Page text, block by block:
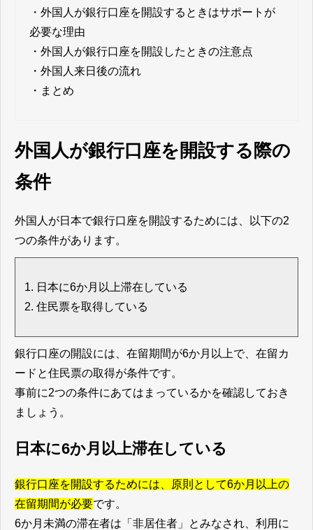
・ 外国人が銀行口座を開設するときはサポートが
必要な理由
・ 外国人が銀行口座を開設したときの注意点
・ 外国人来日後の流れ
・ まとめ
外国人が銀行口座を開設する際の
条件
外国人が日本で銀行口座を開設するためには、以下の2
つの条件があります。
日本に6か月以上滞在している
住民票を取得している
銀行口座の開設には、在留期間が6か月以上で、在留カ
ードと住民票の取得が条件です。
事前に2つの条件にあてはまっているかを確認しておき
ましょう。
日本に6か月以上滞在している
銀行口座を開設するためには、原則として6か月以上の
在留期間が必要です。
6か月未満の滞在者は「非居住者」とみなされ、利用に